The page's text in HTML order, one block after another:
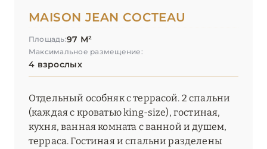
MAISON JEAN COCTEAU
Площадь:97 М²
Максимальное размещение:
4 взрослых
Отдельный особняк с террасой. 2 спальни
(каждая с кроватью king-size), гостиная,
кухня, ванная комната с ванной и душем,
терраса. Гостиная и спальни разделены